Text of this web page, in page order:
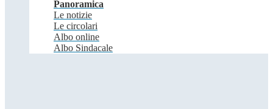
Panoramica
Le notizie
Le circolari
Albo online
Albo Sindacale